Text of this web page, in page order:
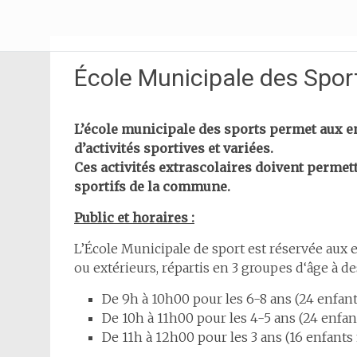
contenu
École Municipale des
L’école municipale des sports permet aux
d’activités sportives et variées.
Ces activités extrascolaires doivent
sportifs de la commune.
Public et horaires :
L’École Municipale de sport est réservée aux
ou extérieurs, répartis en 3 groupes d‘âge à
De 9h à 10h00 pour les 6-8 ans (24
De 10h à 11h00 pour les 4-5 ans (24
De 11h à 12h00 pour les 3 ans (16